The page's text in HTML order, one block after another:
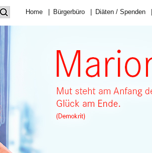
Home Bürgerbüro Diäten / Spenden